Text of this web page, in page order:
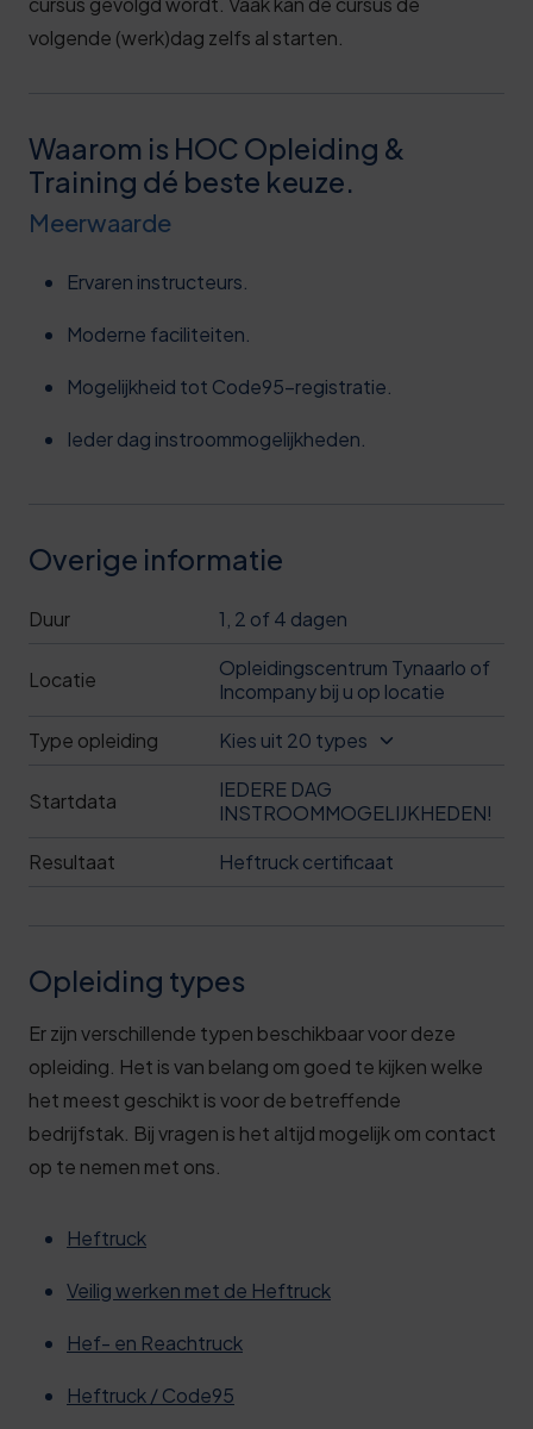
volgende (werk)dag zelfs al starten.
Waarom is HOC Opleiding &
Training dé beste keuze.
Meerwaarde
Ervaren instructeurs.
Moderne faciliteiten.
Mogelijkheid tot Code95-registratie.
Ieder dag instroommogelijkheden.
Overige informatie
Duur 1, 2 of 4 dagen
Locatie
Opleidingscentrum Tynaarlo of
Incompany bij u op locatie
Type opleiding
Kies uit 20 types
Startdata
IEDERE DAG
INSTROOMMOGELIJKHEDEN!
Resultaat
Heftruck certificaat
Opleiding types
Er zijn verschillende typen beschikbaar voor deze
opleiding. Het is van belang om goed te kijken welke
het meest geschikt is voor de betreffende
bedrijfstak. Bij vragen is het altijd mogelijk om contact
op te nemen met ons.
Heftruck
Veilig werken met de Heftruck
Hef- en Reachtruck
Heftruck / Code95